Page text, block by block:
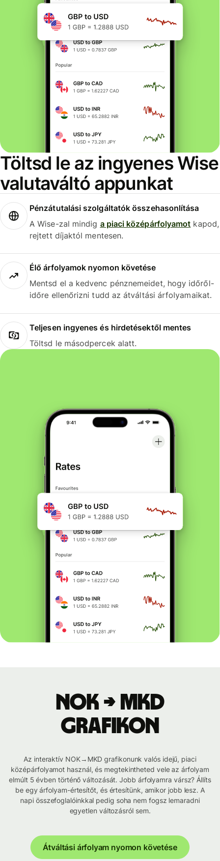
Töltsd le az ingyenes Wise
valutaváltó appunkat
Pénzátutalási szolgáltatók összehasonlítása
A Wise-zal mindig a piaci középárfolyamot kapod,
rejtett díjaktól mentesen.
Élő árfolyamok nyomon követése
Mentsd el a kedvenc pénznemeidet, hogy időről-
időre ellenőrizni tudd az átváltási árfolyamaikat.
Teljesen ingyenes és hirdetésektől mentes
Töltsd le másodpercek alatt.
NOK → MKD
grafikon
Az interaktív NOK→MKD grafikonunk valós idejű, piaci
középárfolyamot használ, és megtekintheted vele az árfolyam
elmúlt 5 évben történő változását. Jobb árfolyamra vársz? Állíts
be egy árfolyam-értesítőt, és értesítünk, amikor jobb lesz. A
napi összefoglalóinkkal pedig soha nem fogsz lemaradni
egyetlen változásról sem.
Átváltási árfolyam nyomon követése